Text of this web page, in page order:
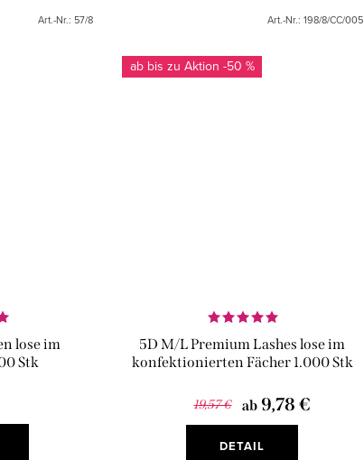
und...
Art.-Nr.: 57/8
präzisen Auftragen und für alle...
Art.-Nr.: 198/8/CC/005
lose im
Stk
ab bis zu -50 %
5D M/L Premium Lashes lose im
konfektionierten Fächer 1.000 Stk
19,57 € ab 9,78 €
DETAIL